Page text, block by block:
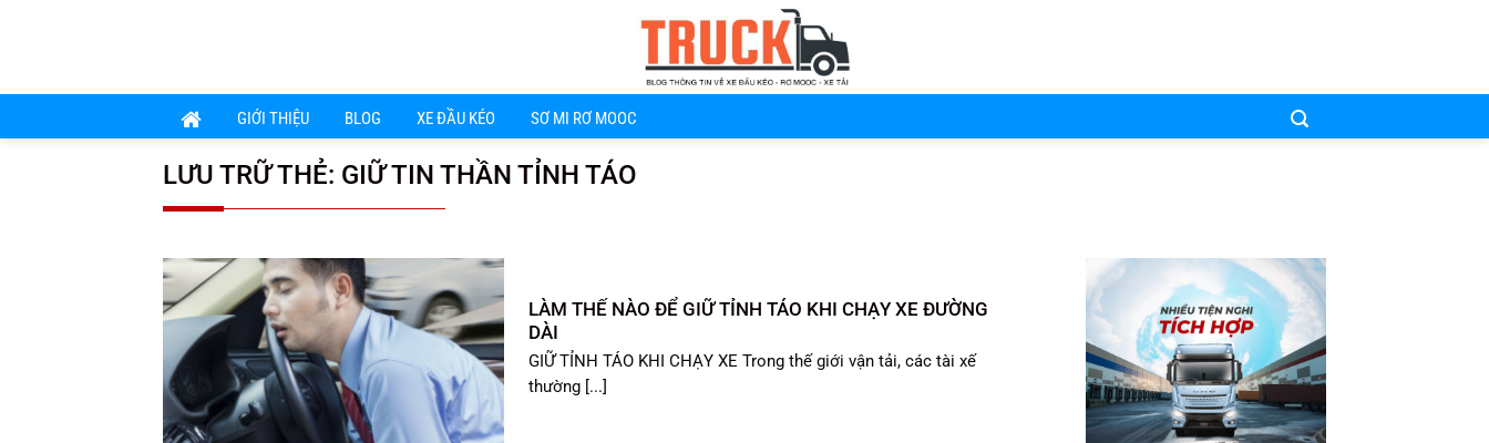
dung
GIỚI THIỆU BLOG XE ĐẦU KÉO SƠ MI RƠ MOOC
LƯU TRỮ THẺ: GIỮ TIN THẦN TỈNH TÁO
LÀM THẾ NÀO ĐỂ GIỮ TỈNH TÁO KHI CHẠY XE ĐƯỜNG
DÀI
GIỮ TỈNH TÁO KHI CHẠY XE Trong thế giới vận tải, các tài xế
thường [...]